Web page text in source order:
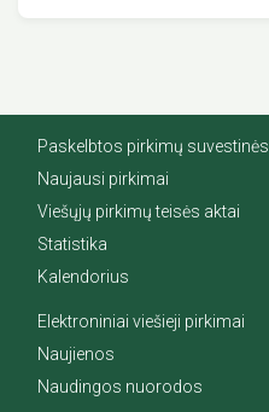
Paskelbtos pirkimų suvestinės
Naujausi pirkimai
Viešųjų pirkimų teisės aktai
Statistika
Kalendorius
Elektroniniai viešieji pirkimai
Naujienos
Naudingos nuorodos